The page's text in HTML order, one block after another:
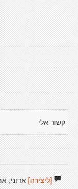
קשור אלי
[ליצירה]אדוני,